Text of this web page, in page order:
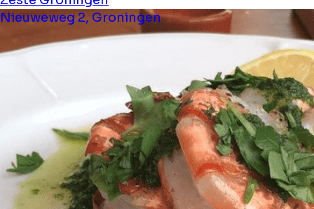
Nieuweweg 2, Groningen